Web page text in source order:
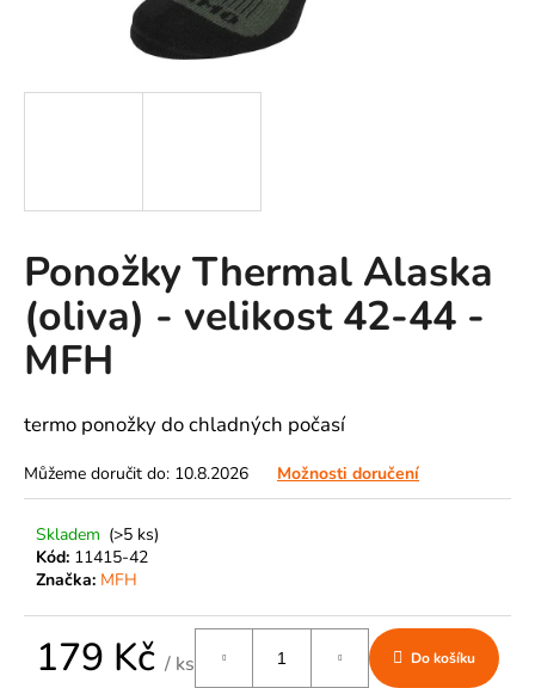
Ponožky Thermal Alaska
(oliva) - velikost 42-44 -
MFH
termo ponožky do chladných počasí
Můžeme doručit do: 10.8.2026 Možnosti doručení
Skladem (>5 ks)
Kód: 11415-42
Značka: MFH
179 Kč / ks Do košíku
Í
HLEDAT
D
p
o
r
č
u
j
e
m
e